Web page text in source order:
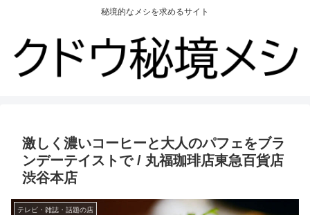
秘境的なメシを求めるサイト
激しく濃いコーヒーと大人のパフェをブラ
ンデーテイストで / 丸福珈琲店東急百貨店
渋谷本店
テレビ・雑誌・話題の店